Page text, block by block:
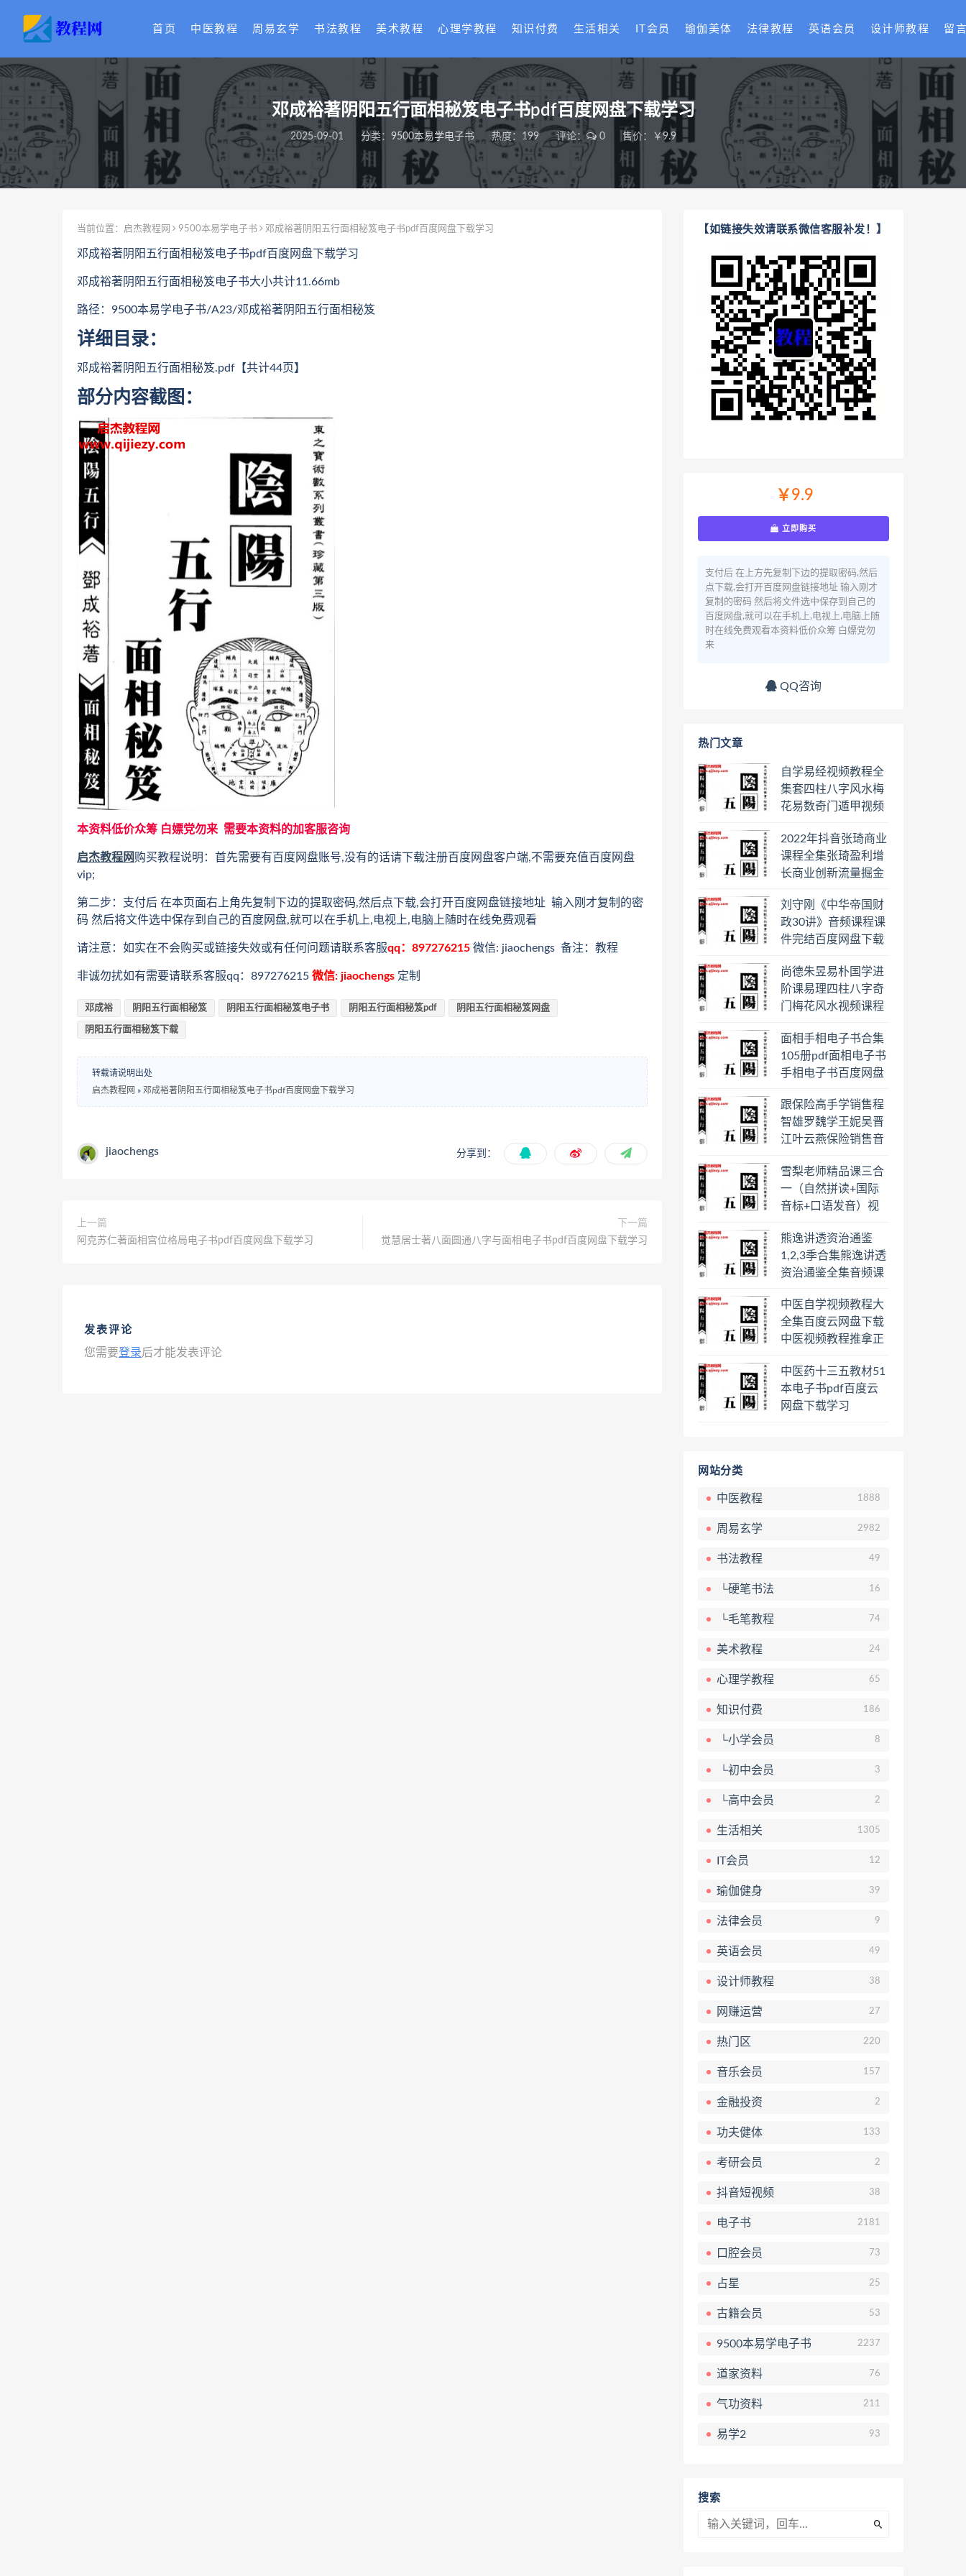
首页 中医教程 周易玄学 书法教程 美术教程 心理学教程 知识付费 生活相关 IT会员 瑜伽美体 法律教程 英语会员 设计师教程 留
邓成裕著阴阳五行面相秘笈电子书pdf百度网盘下载学习
2025-09-01 分类： 9500本易学电子书 热度：199 评论： 0 售价：￥9.9
当前位置： 启杰教程网 9500本易学电子书 邓成裕著阴阳五行面相秘笈电子书pdf百度网盘下载学习
邓成裕著阴阳五行面相秘笈电子书pdf百度网盘下载学习
邓成裕著阴阳五行面相秘笈电子书大小共计11.66mb
路径：9500本易学电子书/A23/邓成裕著阴阳五行面相秘笈
详细目录：
邓成裕著阴阳五行面相秘笈.pdf【共计44页】
部分内容截图：
本资料低价众筹 白嫖党勿来 需要本资料的加客服咨询
启杰教程网购买教程说明：首先需要有百度网盘账号,没有的话请下载注册百度网盘客户端,不需要充值百度网盘
vip;
第二步：支付后 在本页面右上角先复制下边的提取密码,然后点下载,会打开百度网盘链接地址 输入刚才复制的密
码 然后将文件选中保存到自己的百度网盘,就可以在手机上,电视上,电脑上随时在线免费观看
请注意：如实在不会购买或链接失效或有任何问题请联系客服qq：897276215 微信: jiaochengs 备注：教程
非诚勿扰如有需要请联系客服qq：897276215 微信: jiaochengs 定制
邓成裕 阴阳五行面相秘笈 阴阳五行面相秘笈电子书 阴阳五行面相秘笈pdf 阴阳五行面相秘笈网盘
阴阳五行面相秘笈下载
转载请说明出处
启杰教程网 » 邓成裕著阴阳五行面相秘笈电子书pdf百度网盘下载学习
jiaochengs 分享到：
上一篇
阿克苏仁著面相宫位格局电子书pdf百度网盘下载学习
下一篇
觉慧居士著八面圆通八字与面相电子书pdf百度网盘下载学习
发表评论
您需要登录后才能发表评论
【如链接失效请联系微信客服补发！】
￥9.9
立即购买
支付后 在上方先复制下边的提取密码,然后
点下载,会打开百度网盘链接地址 输入刚才
复制的密码 然后将文件选中保存到自己的
百度网盘,就可以在手机上,电视上,电脑上随
时在线免费观看本资料低价众筹 白嫖党勿
来
QQ咨询
热门文章
自学易经视频教程全
集套四柱八字风水梅
花易数奇门遁甲视频
日罗盘教程百度云网
盘会员
2022年抖音张琦商业
课程全集张琦盈利增
长商业创新流量掘金
盘下载学习
刘守刚《中华帝国财
政30讲》音频课程课
件完结百度网盘下载
尚德朱昱易朴国学进
阶课易理四柱八字奇
门梅花风水视频课程
学习
面相手相电子书合集
105册pdf面相电子书
手相电子书百度网盘
跟保险高手学销售程
智雄罗魏学王妮吴晋
江叶云燕保险销售音
盘下载学习
雪梨老师精品课三合
一（自然拼读+国际
音标+口语发音）视
载学习
熊逸讲透资治通鉴
1,2,3季合集熊逸讲透
资治通鉴全集音频课
一二三辑合集百度云
网盘下载学习
中医自学视频教程大
全集百度云网盘下载
中医视频教程推拿正
经络脉诊面诊舌诊手
诊私密终身会员百度
网盘共享群
中医药十三五教材51
本电子书pdf百度云
网盘下载学习
网站分类
中医教程 1888
周易玄学 2982
书法教程 49
└硬笔书法 16
└毛笔教程 74
美术教程 24
心理学教程 65
知识付费 186
└小学会员 8
└初中会员 3
└高中会员 2
生活相关 1305
IT会员 12
瑜伽健身 39
法律会员 9
英语会员 49
设计师教程 38
网赚运营 27
热门区 220
音乐会员 157
金融投资 2
功夫健体 133
考研会员 2
抖音短视频 38
电子书 2181
口腔会员 73
占星 25
古籍会员 53
9500本易学电子书 2237
道家资料 76
气功资料 211
易学2 93
搜索